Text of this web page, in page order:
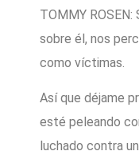
TOMMY
sobre él, nos
como víctimas.
Así que déjame
esté peleando
luchado contra